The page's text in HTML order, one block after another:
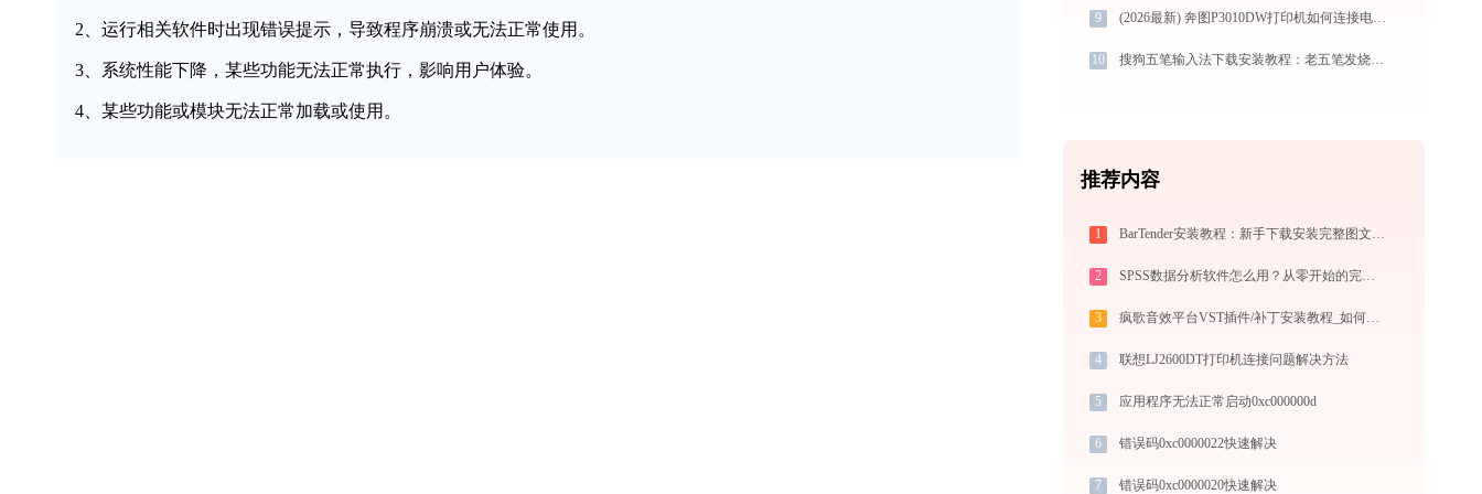
2、运行相关软件时出现错误提示，导致程序崩溃或无法正常使用。
3、系统性能下降，某些功能无法正常执行，影响用户体验。
4、某些功能或模块无法正常加载或使用。
9 (2026最新) 奔图P3010DW打印机如何连接电脑？-金山毒霸
10 搜狗五笔输入法下载安装教程：老五笔发烧友的极速提效神兵
推荐内容
1 BarTender安装教程：新手下载安装完整图文步骤
2 SPSS数据分析软件怎么用？从零开始的完整操作指南（附实战案例）
3 疯歌音效平台VST插件/补丁安装教程_如何加载插件效果包
4 联想LJ2600DT打印机连接问题解决方法
5 应用程序无法正常启动0xc000000d
6 错误码0xc0000022快速解决
7 错误码0xc0000020快速解决